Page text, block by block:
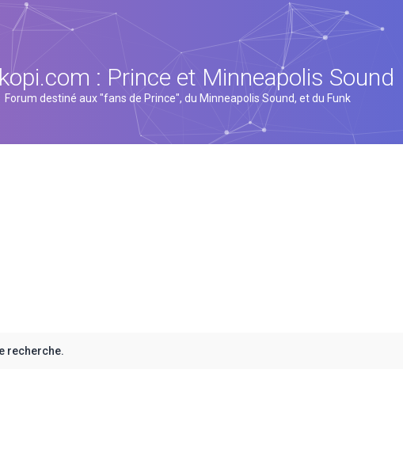
: Prince et Minneapolis Sound
Forum destiné aux "fans de Prince", du Minneapolis Sound, et du Funk
recherche.